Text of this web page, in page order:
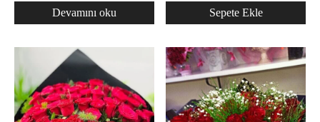
Devamını oku Sepete Ekle